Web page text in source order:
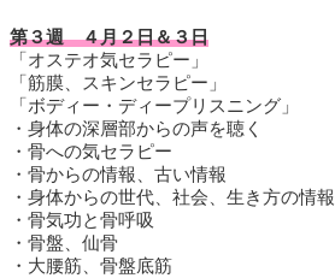
第３週 ４月２日＆３日
「オステオ気セラピー」
「筋膜、スキンセラピー」
「ボディー・ディープリスニング」
・身体の深層部からの声を聴く
・骨への気セラピー
・骨からの情報、古い情報
・身体からの世代、社会、生き方の情報
・骨気功と骨呼吸
・骨盤、仙骨
・大腰筋、骨盤底筋